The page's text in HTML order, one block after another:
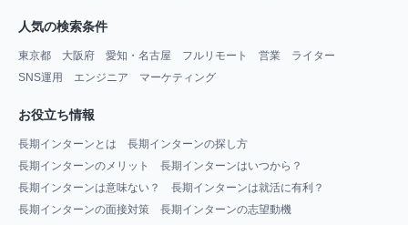
人気の検索条件
東京都 大阪府 愛知・名古屋 フルリモート 営業
ライター
SNS運用
エンジニア マーケティング
お役立ち情報
長期インターンとは
長期インターンの探し方
長期インターンのメリット
長期インターンはいつから？
長期インターンは意味ない？
長期インターンは就活に有利？
長期インターンの面接対策
長期インターンの志望動機